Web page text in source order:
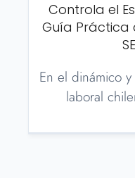
Controla el
Guía Práctica
En el dinámico
laboral